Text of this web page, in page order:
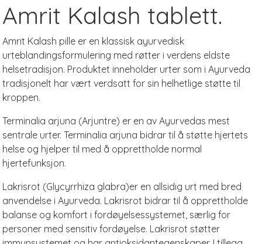
Amrit Kalash tablett.
Amrit Kalash pille er en klassisk ayurvedisk
urteblandingsformulering med røtter i verdens eldste
helsetradisjon. Produktet inneholder urter som i Ayurveda
tradisjonelt har vært verdsatt for sin helhetlige støtte til
kroppen.
Terminalia arjuna (Arjuntre) er en av Ayurvedas mest
sentrale urter. Terminalia arjuna bidrar til å støtte hjertets
helse og hjelper til med å opprettholde normal
hjertefunksjon.
Lakrisrot (Glycyrrhiza glabra)er en allsidig urt med bred
anvendelse i Ayurveda. Lakrisrot bidrar til å opprettholde
balanse og komfort i fordøyelsessystemet, særlig for
personer med sensitiv fordøyelse. Lakrisrot støtter